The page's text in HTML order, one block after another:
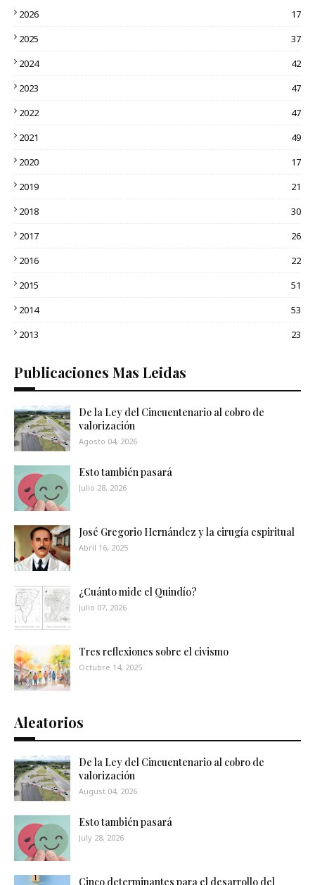
2026
17
2025
37
2024
42
2023
47
2022
47
2021
49
2020
17
2019
21
2018
30
2017
26
2016
22
2015
51
2014
53
2013
23
Publicaciones Mas Leidas
De la Ley del Cincuentenario al cobro de
valorización
Agosto 04, 2026
Esto también pasará
Julio 28, 2026
José Gregorio Hernández y la cirugía espiritual
Abril 16, 2025
¿Cuánto mide el Quindío?
Julio 07, 2026
Tres reflexiones sobre el civismo
Octubre 14, 2025
Aleatorios
De la Ley del Cincuentenario al cobro de
valorización
August 04, 2026
Esto también pasará
July 28, 2026
Cinco determinantes para el desarrollo del